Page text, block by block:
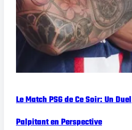
Le Match PSG de Ce Soir: Un Duel
Palpitant en Perspective